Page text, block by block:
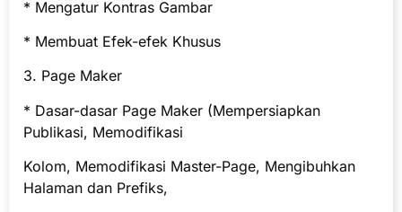
* Mengatur Kontras Gambar
* Membuat Efek-efek Khusus
3. Page Maker
* Dasar-dasar Page Maker (Mempersiapkan
Publikasi, Memodifikasi
Kolom, Memodifikasi Master-Page, Mengibuhkan
Halaman dan Prefiks,